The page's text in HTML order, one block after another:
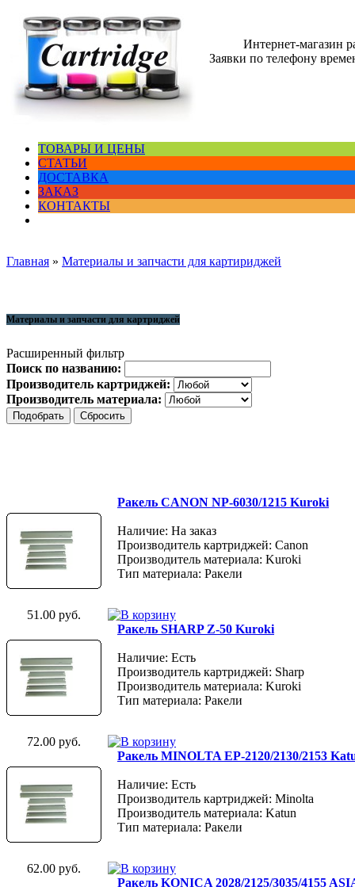
Интернет-магазин
Заявки по телефону
ТОВАРЫ И ЦЕНЫ
СТАТЬИ
ДОСТАВКА
ЗАКАЗ
КОНТАКТЫ
Главная » Материалы и запчасти для картириджей
Материалы и запчасти для картриджей
Расширенный фильтр
Поиск по названию:
Производитель картриджей:
Производитель материала:
Ракель CANON NP-6030/1215 Kuroki
Наличие: На заказ
Производитель картриджей: Canon
Производитель материала: Kuroki
Тип материала: Ракели
51.00 руб.
Ракель SHARP Z-50 Kuroki
Наличие: Есть
Производитель картриджей: Sharp
Производитель материала: Kuroki
Тип материала: Ракели
72.00 руб.
Ракель MINOLTA EP-2120/2130/2153
Наличие: Есть
Производитель картриджей: Minolta
Производитель материала: Katun
Тип материала: Ракели
62.00 руб.
Ракель KONICA 2028/2125/3035/4155